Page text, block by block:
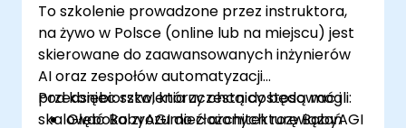
napędzane AI w celu poprawy
efektywności.
Zapewnić bezpieczeństwo, zgodność i
etyczne wdrażanie AI w środowisku
biznesowym.
To szkolenie prowadzone przez instruktora,
na żywo w Polsce (online lub na miejscu) jest
skierowane do zaawansowanych inżynierów
AI oraz zespołów automatyzacji
przedsiębiorstw, którzy chcą dostosować i
skalować BabyAGI do złożonych rozwiązań
Pod koniec szkolenia uczestnicy będą mogli:
Głęboko zrozumieć architekturę BabyAGI